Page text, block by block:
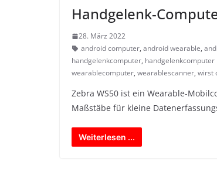
Handgelenk-
28. März 2022
android computer, android wearable,
handgelenkcomputer,
wearablecomputer, wearablescanner, wirst
Zebra WS50 ist ein Wearable-
Maßstäbe für kleine
Weiterlesen ...